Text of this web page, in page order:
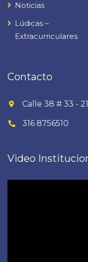
Noticias
Lúdicas –
Extracurriculares
Contacto
Calle 38 # 33 -
316 8756510
Video